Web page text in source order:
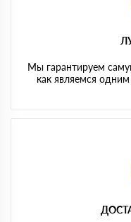
Мы гарантируем
как являемся